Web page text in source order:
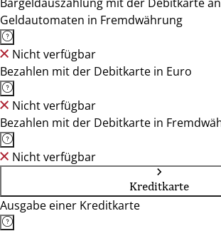
Geldautomaten in Fremdwährung
Nicht verfügbar
Bezahlen mit der Debitkarte in Euro
Nicht verfügbar
Bezahlen mit der Debitkarte in
Nicht verfügbar
Kreditkarte
Ausgabe einer Kreditkarte